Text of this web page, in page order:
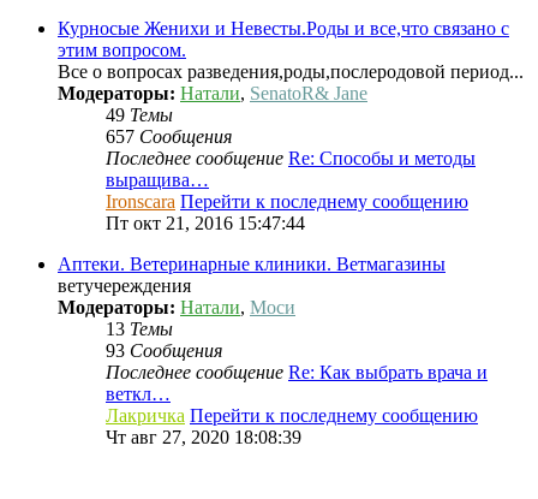
Курносые Женихи и Невесты.Роды и все,что связано с
этим вопросом.
Все о вопросах разведения,роды,послеродовой период...
Модераторы: Натали, SenatoR& Jane
49 Темы
657 Сообщения
Последнее сообщение Re: Способы и методы
выращива…
Ironscara Перейти к последнему сообщению
Пт окт 21, 2016 15:47:44
Аптеки. Ветеринарные клиники. Ветмагазины
ветучереждения
Модераторы: Натали, Моси
13 Темы
93 Сообщения
Последнее сообщение Re: Как выбрать врача и
веткл…
Лакричка Перейти к последнему сообщению
Чт авг 27, 2020 18:08:39